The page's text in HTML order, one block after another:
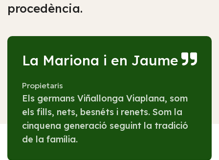
procedència.
La Mariona i en Jaume
Propietaris
Els germans Viñallonga Viaplana, som
els fills, nets, besnéts i renets. Som la
cinquena generació seguint la tradició
de la família.